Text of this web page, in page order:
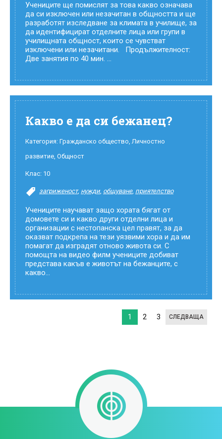
Учениците ще помислят за това какво означава
да си изключен или незачитан в общността и ще
разработят изследване за климата в училище, за
да идентифицират отделните лица или групи в
училищната общност, които се чувстват
изключени или незачитани. Продължителност:
Две занятия по 40 мин. ...
Какво е да си бежанец?
Категория: Гражданско общество,Личностно
развитие, Общност
Клас: 10
загриженост, нужди, общуване, приятелство
Учениците научават защо хората бягат от
домовете си и какво други отделни лица и
организации с нестопанска цел правят, за да
оказват подкрепа на тези уязвими хора и да им
помагат да изградят отново живота си. С
помощта на видео филм учениците добиват
представа какъв е животът на бежанците, с
какво...
1 2 3 СЛЕДВАЩА